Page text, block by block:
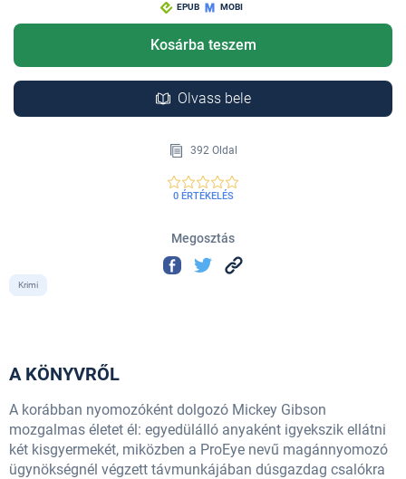
EPUB MOBI
Kosárba teszem
Olvass bele
392 Oldal
0 ÉRTÉKELÉS
Megosztás
Krimi
A KÖNYVRŐL
A korábban nyomozóként dolgozó Mickey Gibson
mozgalmas életet él: egyedülálló anyaként igyekszik ellátni
két kisgyermekét, miközben a ProEye nevű magánnyomozó
ügynökségnél végzett távmunkájában dúsgazdag csalókra